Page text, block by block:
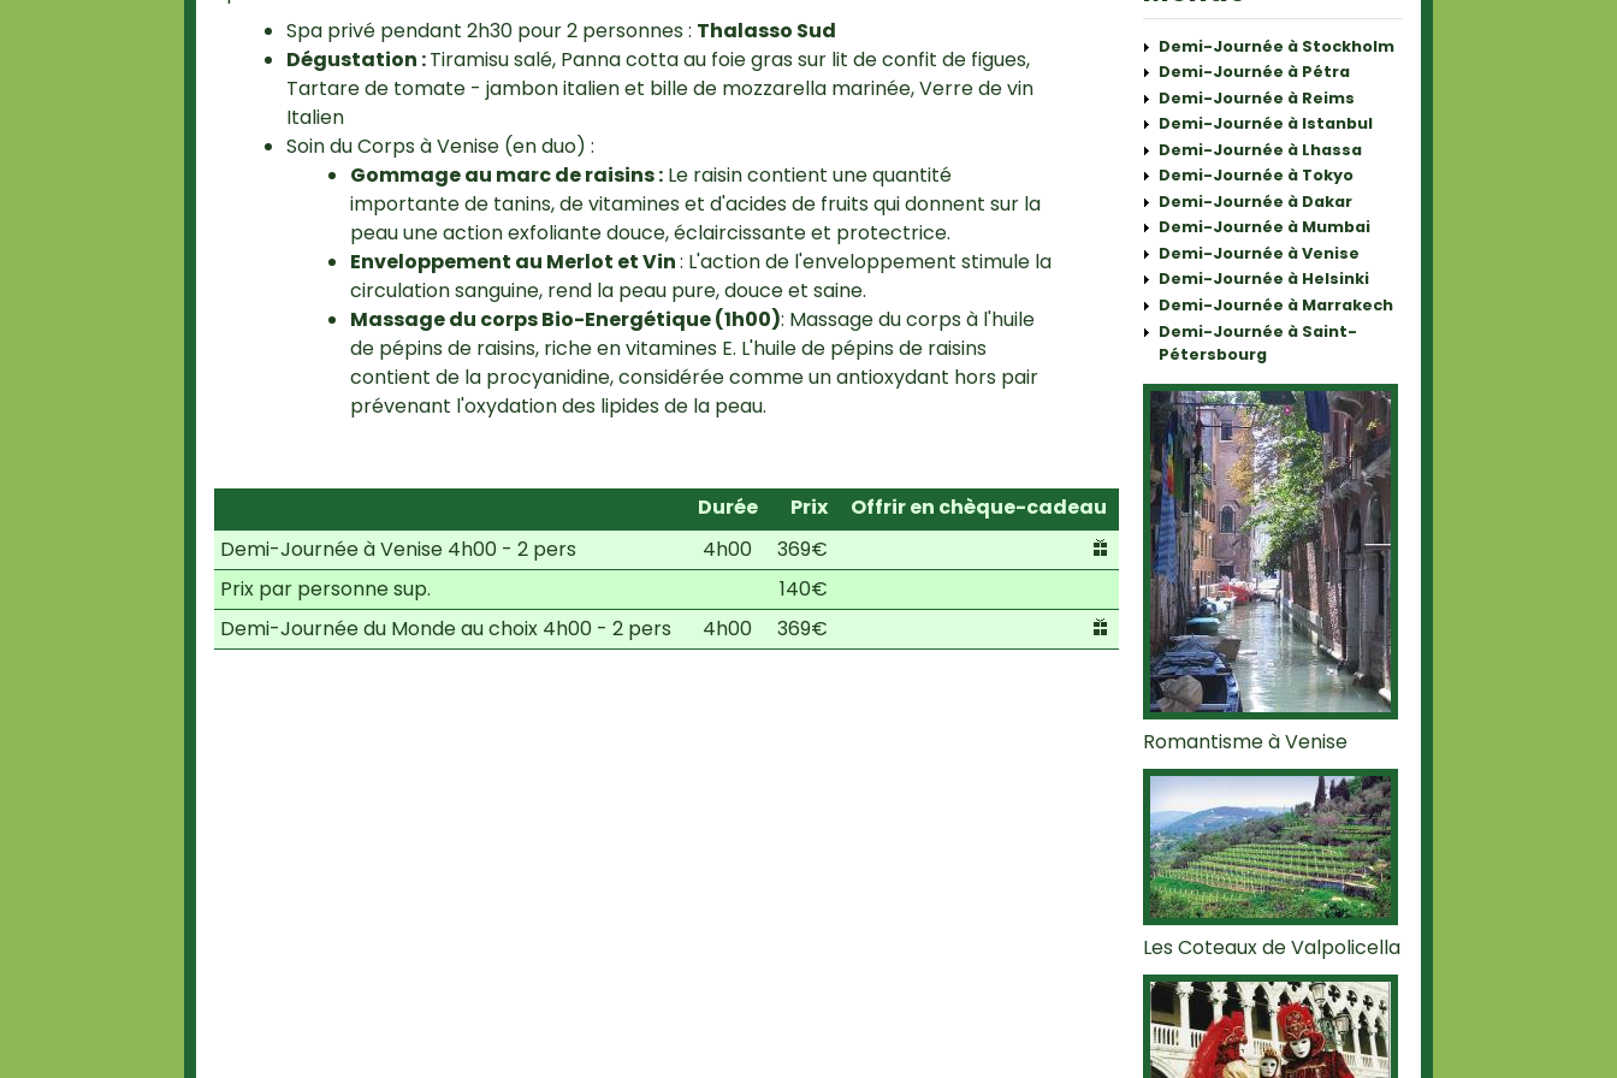
Spa privé pendant 2h30 pour 2 personnes : Thalasso Sud
Dégustation :Tiramisu salé, Panna cotta au foie gras sur lit de confit de figues,
Tartare de tomate - jambon italien et bille de mozzarella marinée, Verre de vin
Italien
Soin du Corps à Venise (en duo) :
Gommage au marc de raisins : Le raisin contient une quantité
importante de tanins, de vitamines et d'acides de fruits qui donnent sur la
peau une action exfoliante douce, éclaircissante et protectrice.
Enveloppement au Merlot et Vin: L'action de l'enveloppement stimule la
circulation sanguine, rend la peau pure, douce et saine.
Massage du corps Bio-Energétique (1h00): Massage du corps à l'huile
de pépins de raisins, riche en vitamines E. L'huile de pépins de raisins
contient de la procyanidine, considérée comme un antioxydant hors pair
prévenant l'oxydation des lipides de la peau.
Durée Prix
Offrir en chèque-cadeau
Demi-Journée à Venise 4h00 - 2 pers
4h00
369€
Prix par personne sup.
140€
Demi-Journée du Monde au choix 4h00 - 2 pers
4h00 369€
Demi-Journée à Stockholm
Demi-Journée à Pétra
Demi-Journée à Reims
Demi-Journée à Istanbul
Demi-Journée à Lhassa
Demi-Journée à Tokyo
Demi-Journée à Dakar
Demi-Journée à Mumbai
Demi-Journée à Venise
Demi-Journée à Helsinki
Demi-Journée à Marrakech
Demi-Journée à Saint-
Pétersbourg
Romantisme à Venise
Les Coteaux de Valpolicella